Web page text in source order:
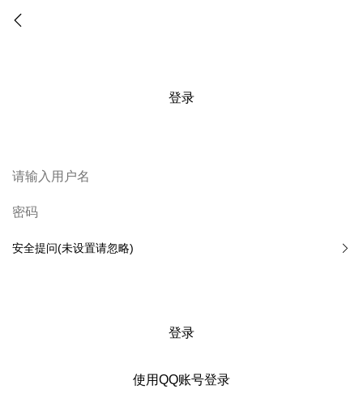
登录
安全提问(未设置请忽略)
登录
使用QQ账号登录